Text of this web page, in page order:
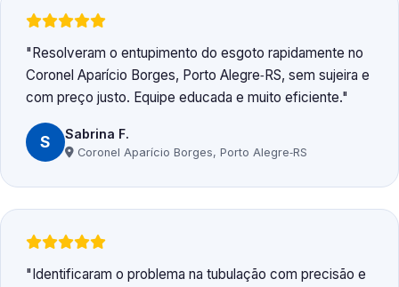
Resolveram o entupimento do esgoto rapidamente no
Coronel Aparício Borges, Porto Alegre‑RS, sem sujeira e
com preço justo. Equipe educada e muito eficiente.
S Sabrina F.
Coronel Aparício Borges, Porto Alegre‑RS
Identificaram o problema na tubulação com precisão e